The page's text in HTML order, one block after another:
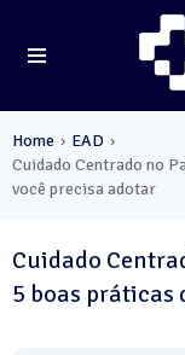
Home › EAD ›
Cuidado Centrado no
você precisa adotar
Cuidado
5 boas práticas